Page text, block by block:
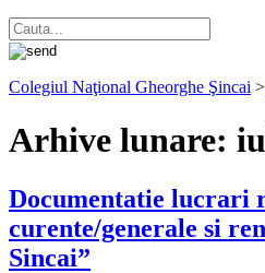
Colegiul Naţional Gheorghe Şincai >
Arhive lunare:
Documentatie lucrari
curente/generale si
Sincai”